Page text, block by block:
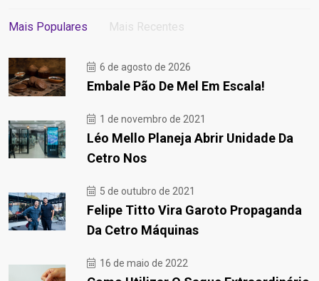
Mais Populares Mais Recentes
6 de agosto de 2026
Embale Pão De Mel Em Escala!
1 de novembro de 2021
Léo Mello Planeja Abrir Unidade Da
Cetro Nos
5 de outubro de 2021
Felipe Titto Vira Garoto Propaganda
Da Cetro Máquinas
16 de maio de 2022